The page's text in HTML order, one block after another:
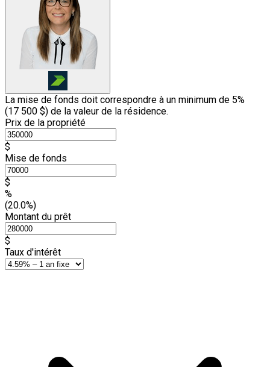
La mise de fonds doit correspondre à un minimum de 5%
(17 500 $) de la valeur de la résidence.
Prix de la propriété
$
Mise de fonds
$
%
(20.0%)
Montant du prêt
$
Taux d'intérêt